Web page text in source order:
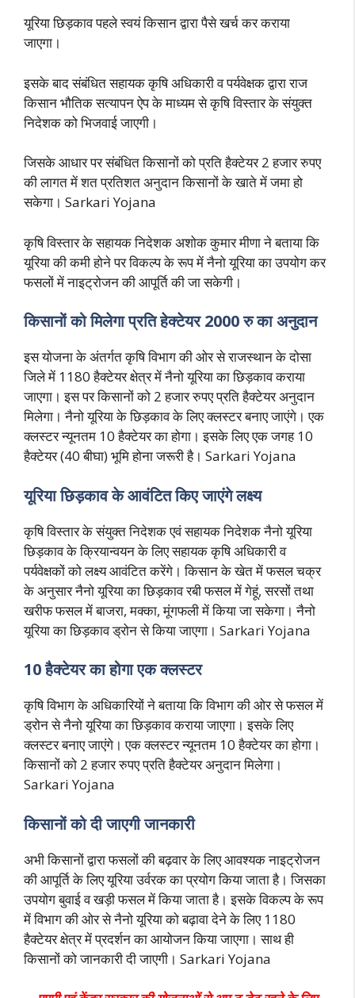
यूरिया छिड़काव पहले स्वयं किसान द्वारा पैसे खर्च कर कराया
जाएगा।
इसके बाद संबंधित सहायक कृषि अधिकारी व पर्यवेक्षक द्वारा राज
किसान भौतिक सत्यापन ऐप के माध्यम से कृषि विस्तार के संयुक्त
निदेशक को भिजवाई जाएगी।
जिसके आधार पर संबंधित किसानों को प्रति हैक्टेयर 2 हजार रुपए
की लागत में शत प्रतिशत अनुदान किसानों के खाते में जमा हो
सकेगा। Sarkari Yojana
कृषि विस्तार के सहायक निदेशक अशोक कुमार मीणा ने बताया कि
यूरिया की कमी होने पर विकल्प के रूप में नैनो यूरिया का उपयोग कर
फसलों में नाइट्रोजन की आपूर्ति की जा सकेगी।
किसानों को मिलेगा प्रति हेक्टेयर 2000 रु का अनुदान
इस योजना के अंतर्गत कृषि विभाग की ओर से राजस्थान के दोसा
जिले में 1180 हैक्टेयर क्षेत्र में नैनो यूरिया का छिड़काव कराया
जाएगा। इस पर किसानों को 2 हजार रुपए प्रति हैक्टेयर अनुदान
मिलेगा। नैनो यूरिया के छिड़काव के लिए क्लस्टर बनाए जाएंगे। एक
क्लस्टर न्यूनतम 10 हैक्टेयर का होगा। इसके लिए एक जगह 10
हैक्टेयर (40 बीघा) भूमि होना जरूरी है। Sarkari Yojana
यूरिया छिड़काव के आवंटित किए जाएंगे लक्ष्य
कृषि विस्तार के संयुक्त निदेशक एवं सहायक निदेशक नैनो यूरिया
छिड़काव के क्रियान्वयन के लिए सहायक कृषि अधिकारी व
पर्यवेक्षकों को लक्ष्य आवंटित करेंगे। किसान के खेत में फसल चक्र
के अनुसार नैनो यूरिया का छिड़काव रबी फसल में गेहूं, सरसों तथा
खरीफ फसल में बाजरा, मक्का, मूंगफली में किया जा सकेगा। नैनो
यूरिया का छिड़काव ड्रोन से किया जाएगा। Sarkari Yojana
10 हैक्टेयर का होगा एक क्लस्टर
कृषि विभाग के अधिकारियों ने बताया कि विभाग की ओर से फसल में
ड्रोन से नैनो यूरिया का छिड़काव कराया जाएगा। इसके लिए
क्लस्टर बनाए जाएंगे। एक क्लस्टर न्यूनतम 10 हैक्टेयर का होगा।
किसानों को 2 हजार रुपए प्रति हैक्टेयर अनुदान मिलेगा।
Sarkari Yojana
किसानों को दी जाएगी जानकारी
अभी किसानों द्वारा फसलों की बढ़वार के लिए आवश्यक नाइट्रोजन
की आपूर्ति के लिए यूरिया उर्वरक का प्रयोग किया जाता है। जिसका
उपयोग बुवाई व खड़ी फसल में किया जाता है। इसके विकल्प के रूप
में विभाग की ओर से नैनो यूरिया को बढ़ावा देने के लिए 1180
हैक्टेयर क्षेत्र में प्रदर्शन का आयोजन किया जाएगा। साथ ही
किसानों को जानकारी दी जाएगी। Sarkari Yojana